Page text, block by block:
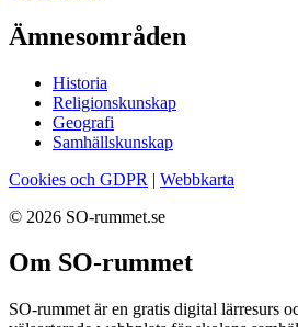
Ämnesområden
Historia
Religionskunskap
Geografi
Samhällskunskap
Cookies och GDPR | Webbkarta
© 2026 SO-rummet.se
Om SO-rummet
SO-rummet är en gratis digital lärresurs